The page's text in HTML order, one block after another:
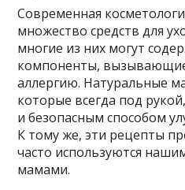
Современная
множество средств для
многие из них могут
компоненты,
аллергию. Натуральные
которые всегда под
и безопасным способом
К тому же, эти рецепты
часто используются
мамами.